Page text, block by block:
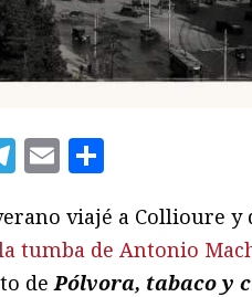
Telegram
Email
viajé a Collioure
tumba de Antonio
de Pólvora, tabaco y